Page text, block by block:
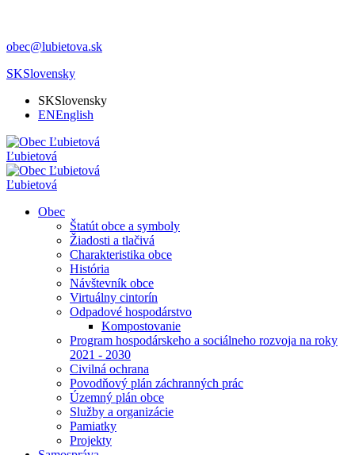
obec@lubietova.sk
SKSlovensky
SKSlovensky
ENEnglish
Ľubietová
Ľubietová
Obec
Štatút obce a symboly
Žiadosti a tlačivá
Charakteristika obce
História
Návštevník obce
Virtuálny cintorín
Odpadové hospodárstvo
Kompostovanie
Program hospodárskeho a sociálneho rozvoja na roky
2021 - 2030
Civilná ochrana
Povodňový plán záchranných prác
Územný plán obce
Služby a organizácie
Pamiatky
Projekty